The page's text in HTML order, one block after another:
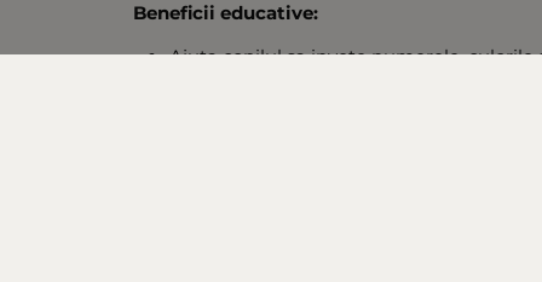
Beneficii educative:
Ajuta copilul sa invete numerele, culorile